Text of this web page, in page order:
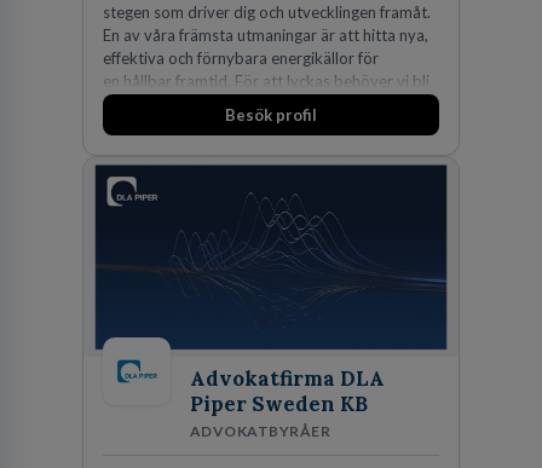
stegen som driver dig och utvecklingen framåt.
En av våra främsta utmaningar är att hitta nya,
effektiva och förnybara energikällor för
en hållbar framtid. För att lyckas behöver vi bli
fler medarbetare som vill göra skillnad.
Besök profil
Advokatfirma DLA
Piper Sweden KB
ADVOKATBYRÅER